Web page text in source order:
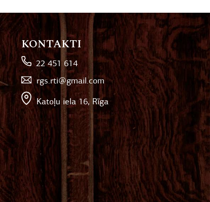
KONTAKTI
22 451 614
rgs.rti@gmail.com
Katoļu iela 16, Rīga